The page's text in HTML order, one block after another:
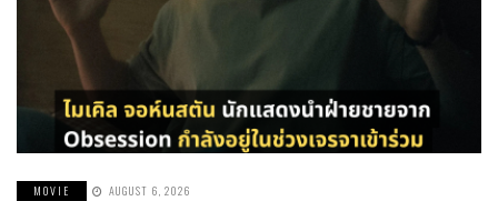
MOVIE AUGUST 6, 2026